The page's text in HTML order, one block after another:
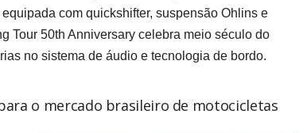
com quickshifter, suspensão Ohlins e
Tour 50th Anniversary celebra meio século do
no sistema de áudio e tecnologia de bordo.
o mercado brasileiro de motocicletas